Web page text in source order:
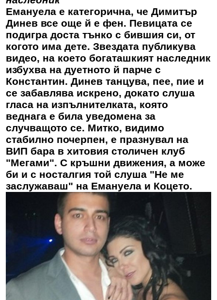
Емануела е категорична, че Димитър
Динев все още й е фен. Певицата се
подигра доста тънко с бившия си, от
когото има дете. Звездата публикува
видео, на което богаташкият наследник
избухва на дуетното й парче с
Константин. Динев танцува, пее, пие и
се забавлява искрено, докато слуша
гласа на изпълнителката, която
веднага е била уведомена за
случващото се. Митко, видимо
стабилно почерпен, е празнувал на
ВИП бара в хитовия столичен клуб
"Мегами". С кръшни движения, а може
би и с носталгия той слуша "Не ме
заслужаваш" на Емануела и Коцето.